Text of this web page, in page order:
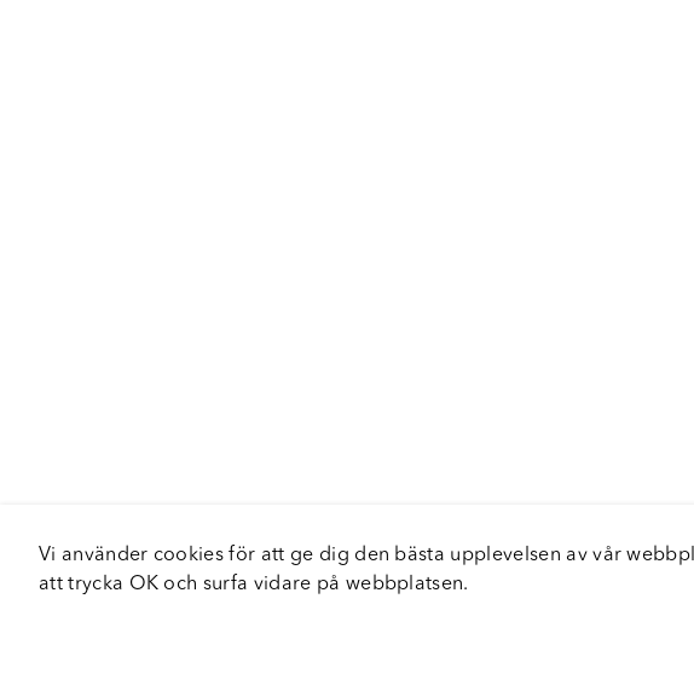
Vi använder cookies för att ge dig den bästa upplevelsen av vår
att trycka OK och surfa vidare på webbplatsen.